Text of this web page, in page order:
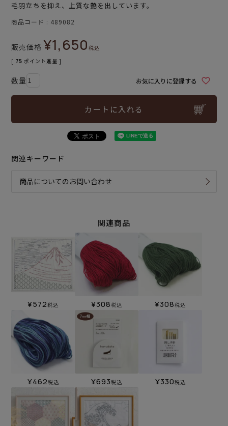
毛羽立ちを抑え、上質な艶を出しています。
商品コード 489082
販売価格 ¥1,650税込
[ 75 ポイント進呈 ]
お気に入りに登録する
カートに入れる
関連キーワード
商品についてのお問い合わせ
関連商品
¥572税込 ¥308税込 ¥308税込
¥462税込 ¥693税込 ¥330税込